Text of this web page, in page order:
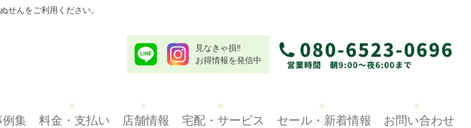
見なきゃ損‼
お得情報を発信中
せんをご利用ください。
例集 料金・支払い 店舗情報 宅配・サービス セール・新着情報 お問い合わせ